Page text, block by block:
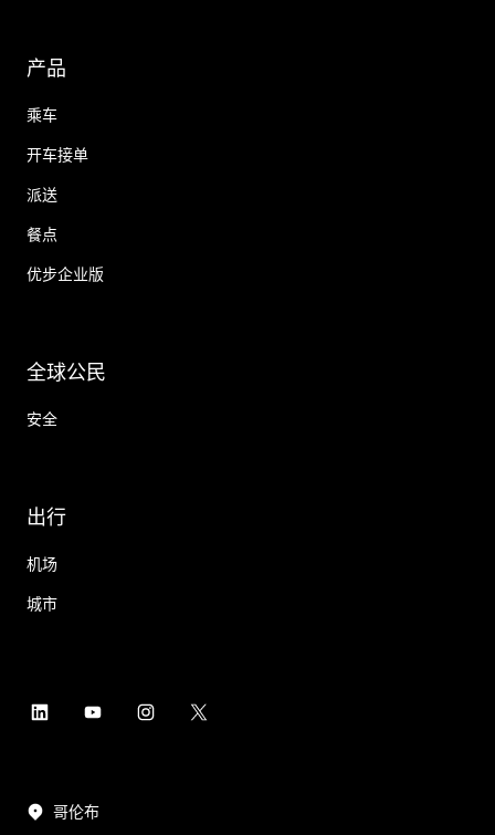
产品
乘车
开车接单
派送
餐点
优步企业版
全球公民
安全
出行
机场
城市
哥伦布